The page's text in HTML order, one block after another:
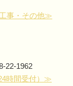
事・その他≫
22-1962
時間受付）≫